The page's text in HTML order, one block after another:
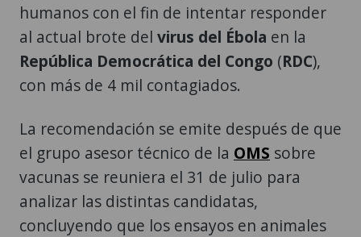
humanos con el fin de intentar responder
al actual brote del virus del Ébola en la
República Democrática del Congo (RDC),
con más de 4 mil contagiados.
La recomendación se emite después de que
el grupo asesor técnico de la OMS sobre
vacunas se reuniera el 31 de julio para
analizar las distintas candidatas,
concluyendo que los ensayos en animales